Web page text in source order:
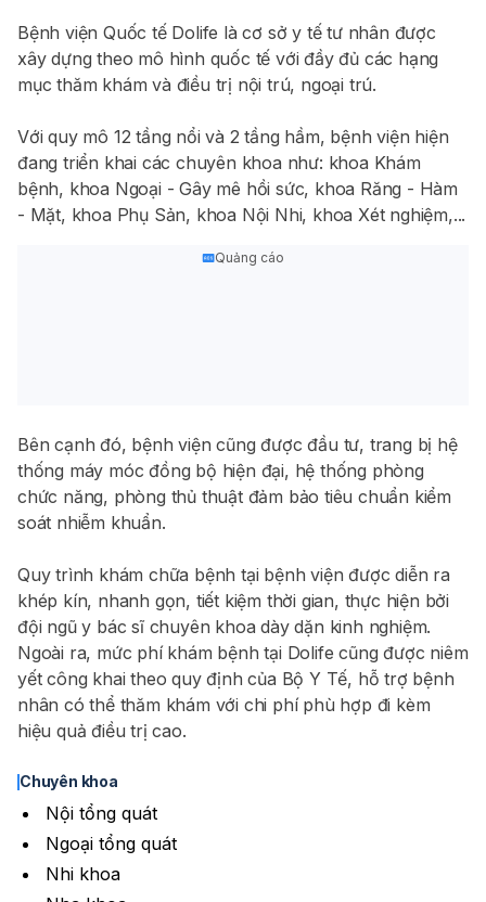
Bệnh viện Quốc tế Dolife là cơ sở y tế tư nhân được
xây dựng theo mô hình quốc tế với đầy đủ các hạng
mục thăm khám và điều trị nội trú, ngoại trú.
Với quy mô 12 tầng nổi và 2 tầng hầm, bệnh viện hiện
đang triển khai các chuyên khoa như: khoa Khám
bệnh, khoa Ngoại - Gây mê hồi sức, khoa Răng - Hàm
- Mặt, khoa Phụ Sản, khoa Nội Nhi, khoa Xét nghiệm,...
Quảng cáo
Bên cạnh đó, bệnh viện cũng được đầu tư, trang bị hệ
thống máy móc đồng bộ hiện đại, hệ thống phòng
chức năng, phòng thủ thuật đảm bảo tiêu chuẩn kiểm
soát nhiễm khuẩn.
Quy trình khám chữa bệnh tại bệnh viện được diễn ra
khép kín, nhanh gọn, tiết kiệm thời gian, thực hiện bởi
đội ngũ y bác sĩ chuyên khoa dày dặn kinh nghiệm.
Ngoài ra, mức phí khám bệnh tại Dolife cũng được niêm
yết công khai theo quy định của Bộ Y Tế, hỗ trợ bệnh
nhân có thể thăm khám với chi phí phù hợp đi kèm
hiệu quả điều trị cao.
Chuyên khoa
Nội tổng quát
Ngoại tổng quát
Nhi khoa